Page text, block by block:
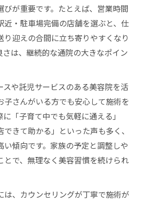
びが重要です。たとえば、営業時間
近・駐車場完備の店舗を選ぶと、仕
り迎えの合間に立ち寄りやすくなり
さは、継続的な通院の大きなポイン
スや託児サービスのある美容院を活
子さんがいる方でも安心して施術を
「子育て中でも気軽に通える」
できて助かる」といった声も多く、
い傾向です。家族の予定と調整しや
とで、無理なく美容習慣を続けられ
は、カウンセリングが丁寧で施術が